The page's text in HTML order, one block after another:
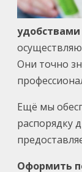
Они точно
Ещё мы
распорядку
Оформить